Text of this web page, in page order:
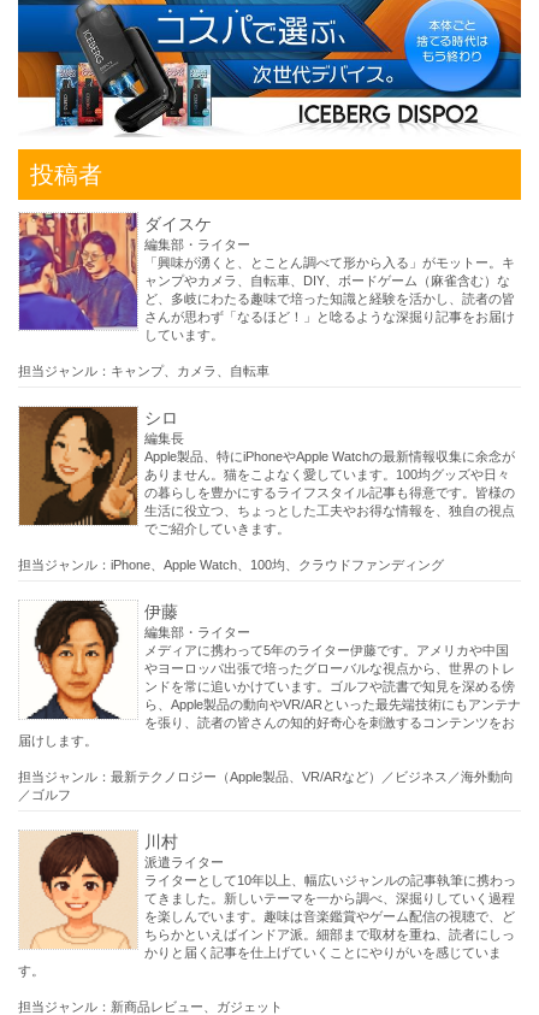
投稿者
ダイスケ
編集部・ライター
「興味が湧くと、とことん調べて形から入る」がモットー。キ
ャンプやカメラ、自転車、DIY、ボードゲーム（麻雀含む）な
ど、多岐にわたる趣味で培った知識と経験を活かし、読者の皆
さんが思わず「なるほど！」と唸るような深掘り記事をお届け
しています。
担当ジャンル：キャンプ、カメラ、自転車
シロ
編集長
Apple製品、特にiPhoneやApple Watchの最新情報収集に余念が
ありません。猫をこよなく愛しています。100均グッズや日々
の暮らしを豊かにするライフスタイル記事も得意です。皆様の
生活に役立つ、ちょっとした工夫やお得な情報を、独自の視点
でご紹介していきます。
担当ジャンル：iPhone、Apple Watch、100均、クラウドファンディング
伊藤
編集部・ライター
メディアに携わって5年のライター伊藤です。アメリカや中国
やヨーロッパ出張で培ったグローバルな視点から、世界のトレ
ンドを常に追いかけています。ゴルフや読書で知見を深める傍
ら、Apple製品の動向やVR/ARといった最先端技術にもアンテナ
を張り、読者の皆さんの知的好奇心を刺激するコンテンツをお
届けします。
担当ジャンル：最新テクノロジー（Apple製品、VR/ARなど）／ビジネス／海外動向
／ゴルフ
川村
派遣ライター
ライターとして10年以上、幅広いジャンルの記事執筆に携わっ
てきました。新しいテーマを一から調べ、深掘りしていく過程
を楽しんでいます。趣味は音楽鑑賞やゲーム配信の視聴で、ど
ちらかといえばインドア派。細部まで取材を重ね、読者にしっ
かりと届く記事を仕上げていくことにやりがいを感じていま
す。
担当ジャンル：新商品レビュー、ガジェット